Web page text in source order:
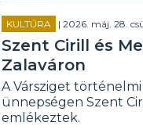
KULTÚRA | 2026. máj. 28.
Szent Cirill és
Zalaváron
A Vársziget
ünnepségen Szent
emlékeztek.